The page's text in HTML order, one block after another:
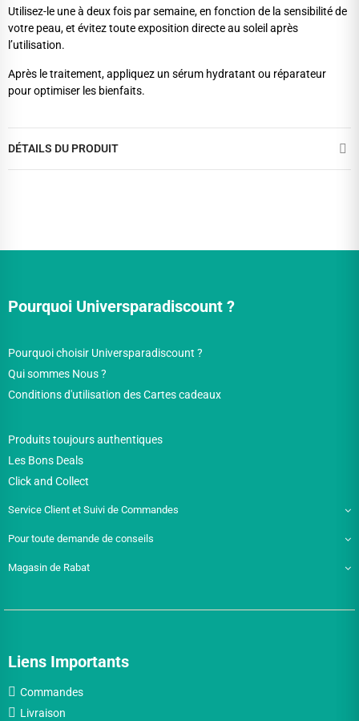
Utilisez-le une à deux fois par semaine, en fonction de la sensibilité de
votre peau, et évitez toute exposition directe au soleil après
l’utilisation.
Après le traitement, appliquez un sérum hydratant ou réparateur
pour optimiser les bienfaits.
DÉTAILS DU PRODUIT
Pourquoi Universparadiscount ?
Pourquoi choisir Universparadiscount ?
Qui sommes Nous ?
Conditions d'utilisation des Cartes cadeaux
Produits toujours authentiques
Les Bons Deals
Click and Collect
Service Client et Suivi de Commandes
Pour toute demande de conseils
Magasin de Rabat
Liens Importants
Commandes
Livraison